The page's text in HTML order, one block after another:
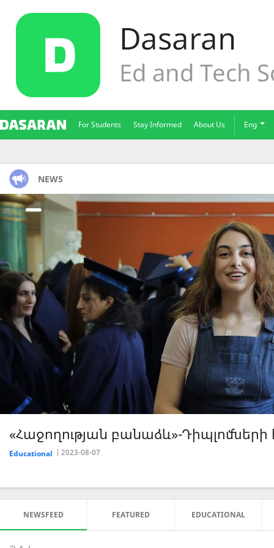
For Students Stay Informed About Us Eng
NEWS
«Հաջողության բանաձև»-Սոցիալ-
Educational 2023-07-26
NEWSFEED FEATURED EDUCATIONAL